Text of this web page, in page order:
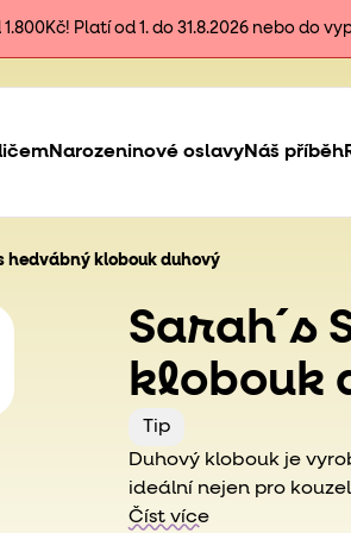
Platí od 1. do 31.8.2026 nebo do
Narozeninové oslavyNáš příběh
hedvábný klobouk duhový
Sarah´s
klobouk
Tip
Duhový klobouk je
ideální nejen pro
ale i pro další
Číst více